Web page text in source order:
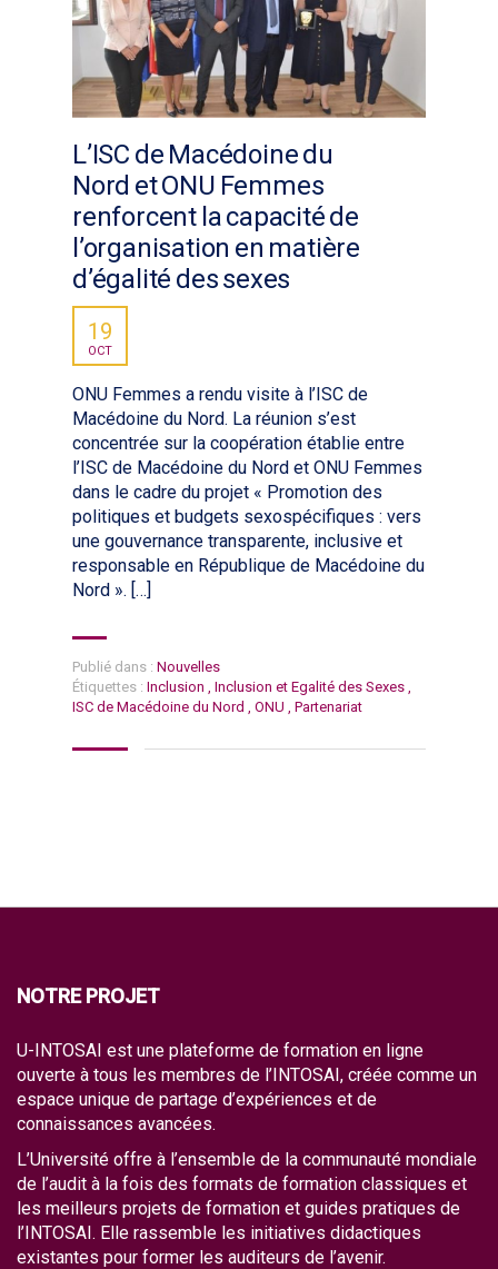
L’ISC de Macédoine du
Nord et ONU Femmes
renforcent la capacité de
l’organisation en matière
d’égalité des sexes
19
OCT
ONU Femmes a rendu visite à l’ISC de
Macédoine du Nord. La réunion s’est
concentrée sur la coopération établie entre
l’ISC de Macédoine du Nord et ONU Femmes
dans le cadre du projet « Promotion des
politiques et budgets sexospécifiques : vers
une gouvernance transparente, inclusive et
responsable en République de Macédoine du
Nord ». […]
Publié dans : Nouvelles
Étiquettes : Inclusion Inclusion et Egalité des Sexes
ISC de Macédoine du Nord
ONU Partenariat
NOTRE PROJET
U-INTOSAI est une plateforme de formation en ligne
ouverte à tous les membres de l’INTOSAI, créée comme un
espace unique de partage d’expériences et de
connaissances avancées.
L’Université offre à l’ensemble de la communauté mondiale
de l’audit à la fois des formats de formation classiques et
les meilleurs projets de formation et guides pratiques de
l’INTOSAI. Elle rassemble les initiatives didactiques
existantes pour former les auditeurs de l’avenir.